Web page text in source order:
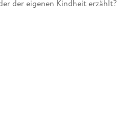
der eigenen Kindheit erzählt?
Erzählung, die nachhallt.